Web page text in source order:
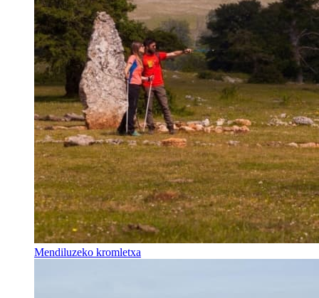
Mendiluzeko kromletxa